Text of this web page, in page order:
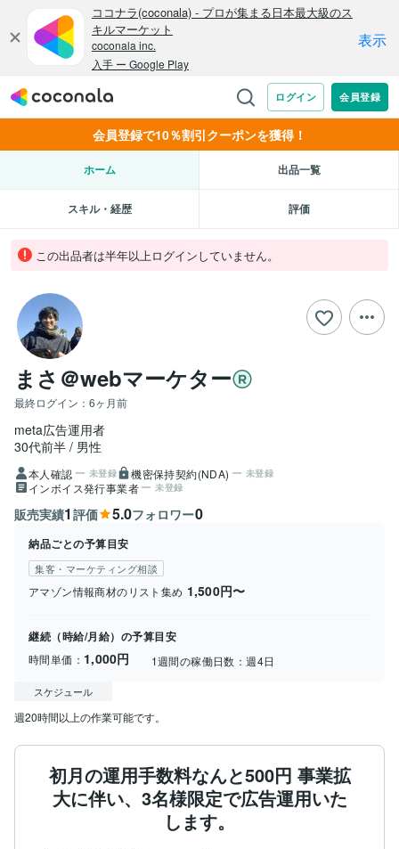
会員登録で10％割引クーポンを獲得！
ホーム 出品一覧
スキル・経歴 評価
この出品者は半年以上ログインしていません。
まさ＠webマーケター
最終ログイン： 6ヶ月前
meta広告運用者
30代前半
男性
本人確認 未登録 機密保持契約(NDA) 未登録
インボイス発行事業者 未登録
販売実績1 評価 5.0フォロワー0
納品ごとの予算目安
集客・マーケティング相談
アマゾン情報商材のリスト集め 1,500円〜
継続（時給/月給）の予算目安
時間単価： 1,000円 1週間の稼働日数：週4日
スケジュール
週20時間以上の作業可能です。
初月の運用手数料なんと500円 事業拡
大に伴い、3名様限定で広告運用いた
します。